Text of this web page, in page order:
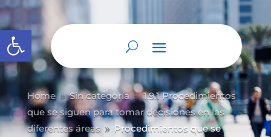
Abrir barra de herramientas
Home 9 Sin categoría 9 1.9.1 Procedimientos
que se siguen para tomar decisiones en las
diferentes áreas 9
Procedimientos que se